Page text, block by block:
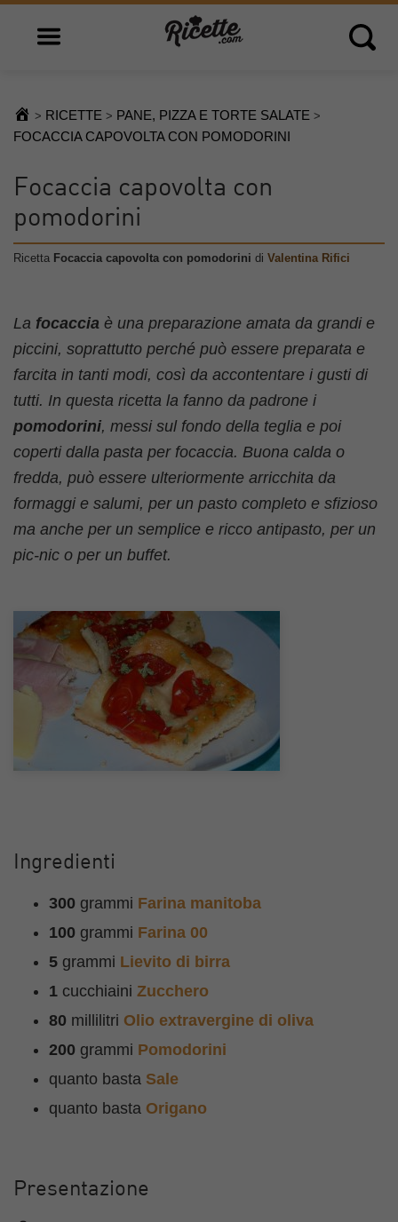
Open main menu Open
> RICETTE > PANE, PIZZA E TORTE SALATE >
FOCACCIA CAPOVOLTA CON POMODORINI
Focaccia capovolta con
pomodorini
Ricetta Focaccia capovolta con pomodorini di Valentina Rifici
La focaccia è una preparazione amata da grandi e
piccini, soprattutto perché può essere preparata e
farcita in tanti modi, così da accontentare i gusti di
tutti. In questa ricetta la fanno da padrone i
pomodorini, messi sul fondo della teglia e poi
coperti dalla pasta per focaccia. Buona calda o
fredda, può essere ulteriormente arricchita da
formaggi e salumi, per un pasto completo e sfizioso
ma anche per un semplice e ricco antipasto, per un
pic-nic o per un buffet.
Ingredienti
300 grammi Farina manitoba
100 grammi Farina 00
5 grammi Lievito di birra
1 cucchiaini Zucchero
80 millilitri Olio extravergine di oliva
200 grammi Pomodorini
quanto basta Sale
quanto basta Origano
Presentazione